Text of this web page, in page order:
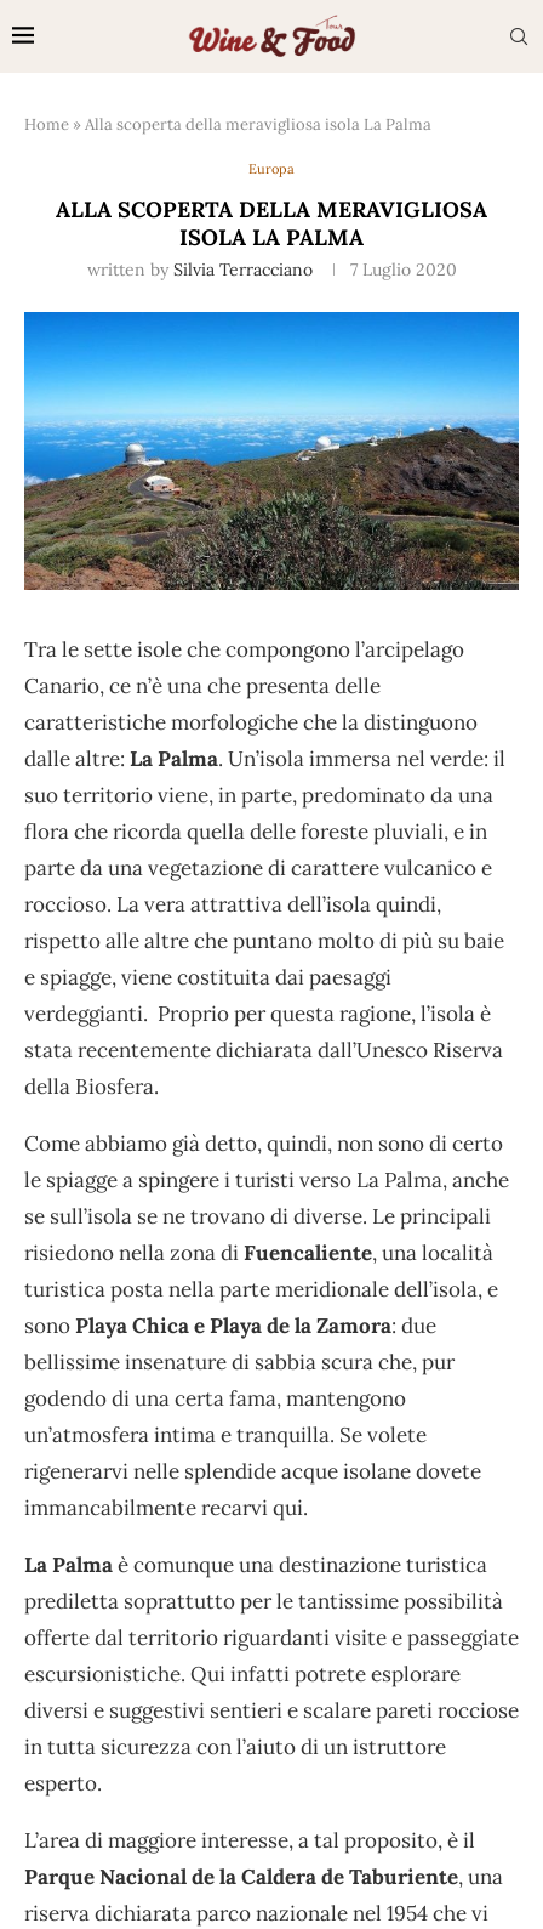
Home »Alla scoperta della meravigliosa isola La Palma
Europa
ALLA SCOPERTA DELLA MERAVIGLIOSA
ISOLA LA PALMA
written by Silvia Terracciano 7 Luglio 2020
Tra le sette isole che compongono l’arcipelago
Canario, ce n’è una che presenta delle
caratteristiche morfologiche che la distinguono
dalle altre: La Palma. Un’isola immersa nel verde: il
suo territorio viene, in parte, predominato da una
flora che ricorda quella delle foreste pluviali, e in
parte da una vegetazione di carattere vulcanico e
roccioso. La vera attrattiva dell’isola quindi,
rispetto alle altre che puntano molto di più su baie
e spiagge, viene costituita dai paesaggi
verdeggianti. Proprio per questa ragione, l’isola è
stata recentemente dichiarata dall’Unesco Riserva
della Biosfera.
Come abbiamo già detto, quindi, non sono di certo
le spiagge a spingere i turisti verso La Palma, anche
se sull’isola se ne trovano di diverse. Le principali
risiedono nella zona diFuencaliente, una località
turistica posta nella parte meridionale dell’isola, e
sonoPlaya Chica e Playa de la Zamora: due
bellissime insenature di sabbia scura che, pur
godendo di una certa fama, mantengono
un’atmosfera intima e tranquilla. Se volete
rigenerarvi nelle splendide acque isolane dovete
immancabilmente recarvi qui.
La Palmaè comunque una destinazione turistica
prediletta soprattutto per le tantissime possibilità
offerte dal territorio riguardanti visite e passeggiate
escursionistiche. Qui infatti potrete esplorare
diversi e suggestivi sentieri e scalare pareti rocciose
in tutta sicurezza con l’aiuto di un istruttore
esperto.
L’area di maggiore interesse, a tal proposito, è il
Parque Nacional de la Caldera de Taburiente, una
riserva dichiarata parco nazionale nel 1954 che vi